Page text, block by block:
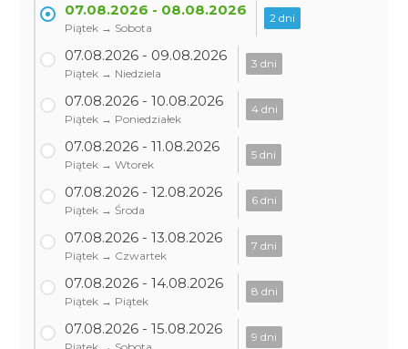
07.08.2026 - 08.08.2026
Piątek → Sobota
2 dni
07.08.2026 - 09.08.2026
Piątek → Niedziela
3 dni
07.08.2026 - 10.08.2026
Piątek → Poniedziałek
4 dni
07.08.2026 - 11.08.2026
Piątek → Wtorek
5 dni
07.08.2026 - 12.08.2026
Piątek → Środa
6 dni
07.08.2026 - 13.08.2026
Piątek → Czwartek
7 dni
07.08.2026 - 14.08.2026
Piątek → Piątek
8 dni
07.08.2026 - 15.08.2026 9 dni